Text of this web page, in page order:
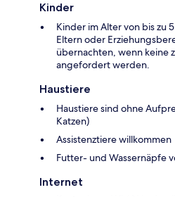
Kinder
Kinder im Alter von bis zu
Eltern oder
übernachten, wenn keine
angefordert werden.
Haustiere
Haustiere sind ohne
Katzen)
Assistenztiere willkommen
Futter- und Wassernäpfe
Internet